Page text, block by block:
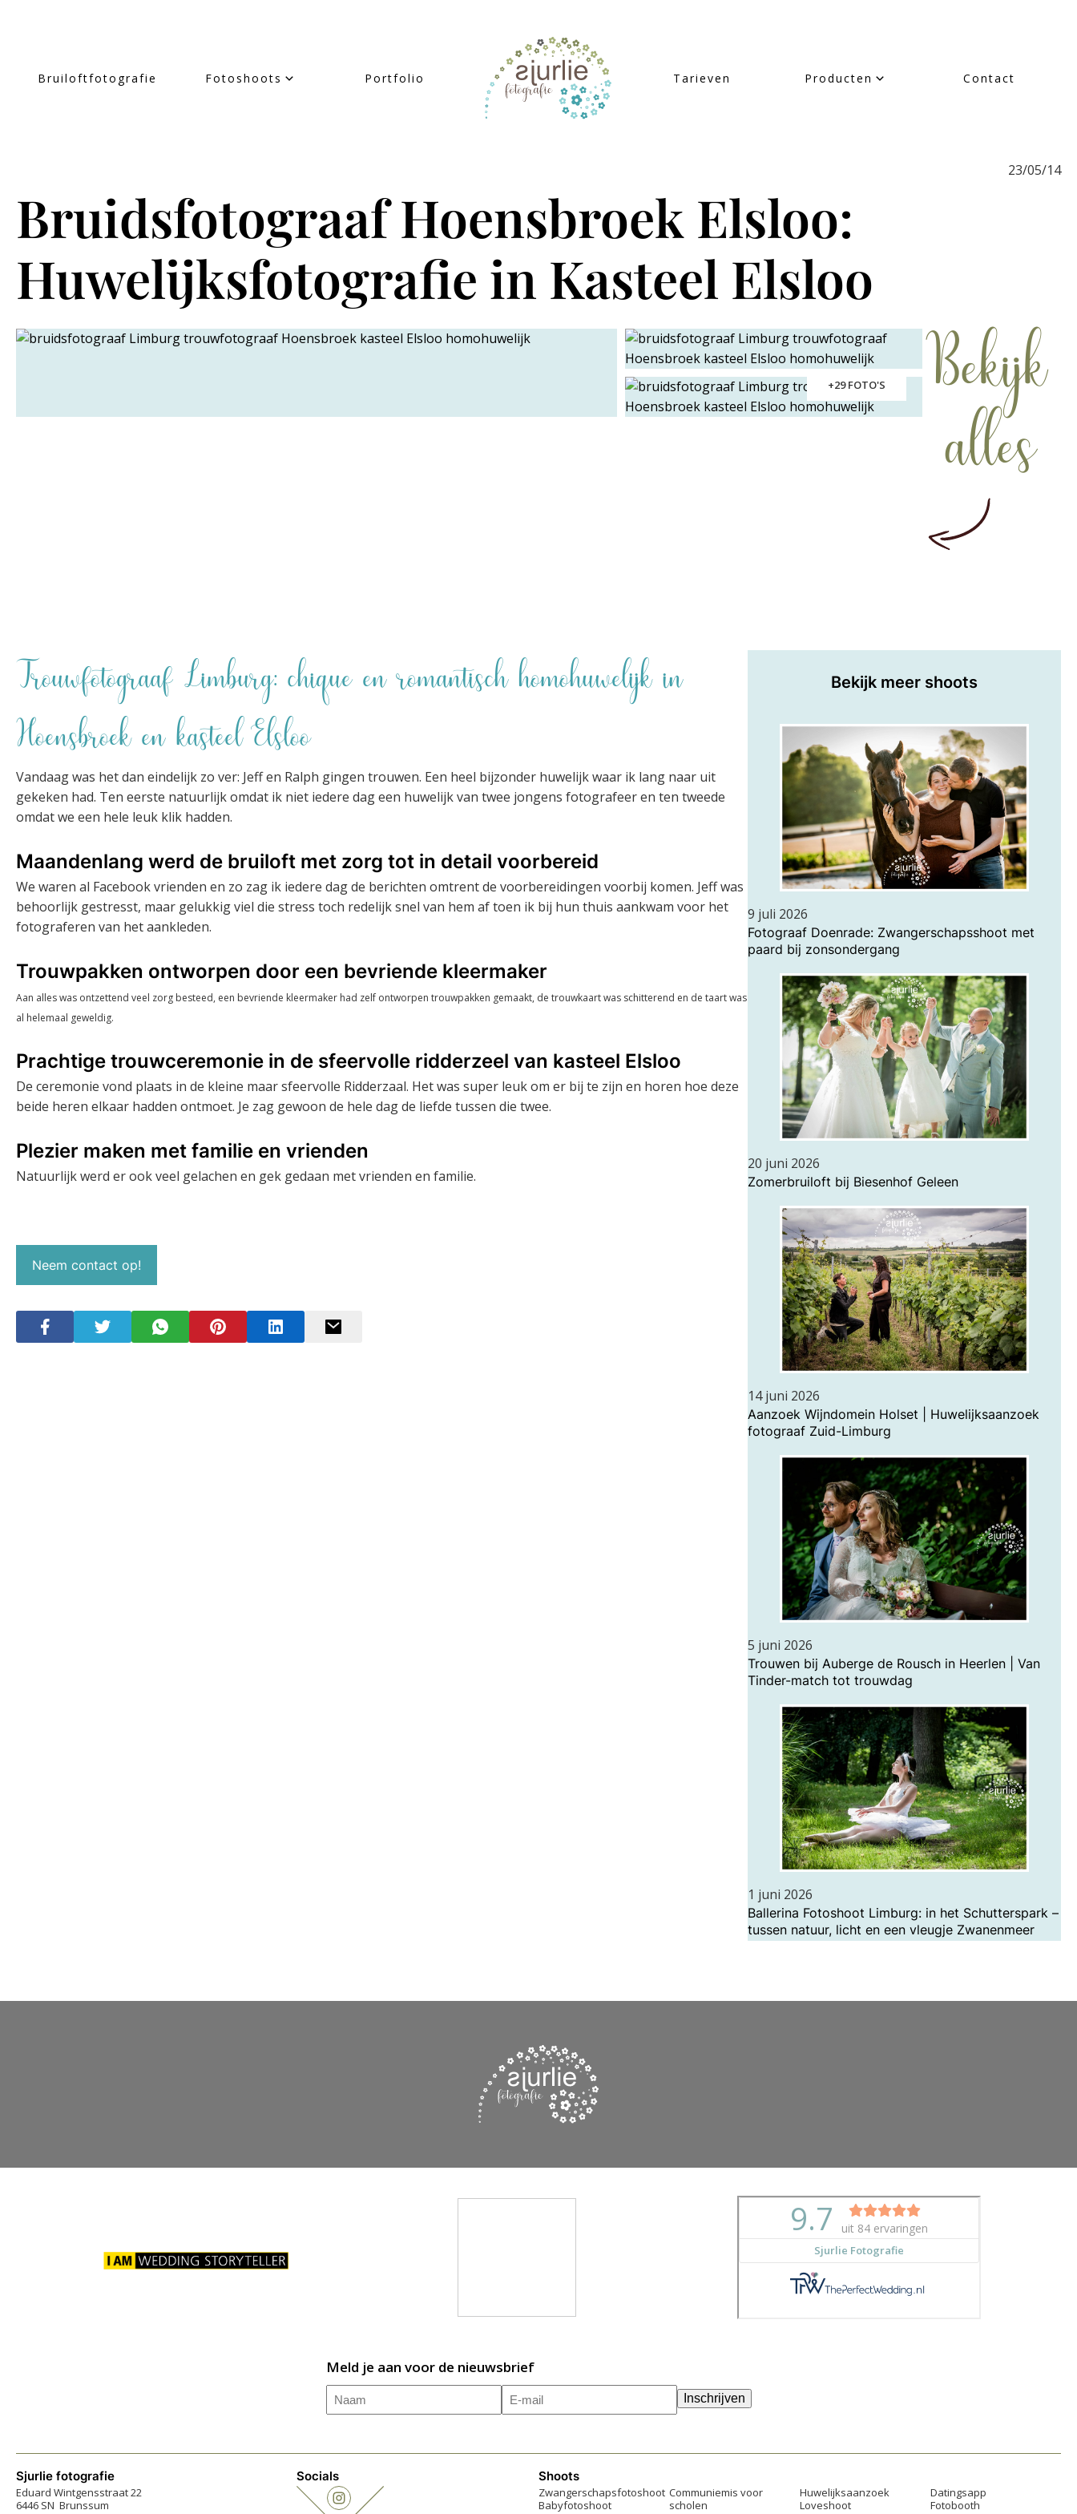
Bruiloftfotografie Fotoshoots Portfolio Tarieven Producten Contact
23/05/14
Bruidsfotograaf Hoensbroek Elsloo:
Huwelijksfotografie in Kasteel Elsloo
+29 FOTO'S Bekijk
alles
Trouwfotograaf Limburg: chique en romantisch homohuwelijk in
Hoensbroek en kasteel Elsloo
Vandaag was het dan eindelijk zo ver: Jeff en Ralph gingen trouwen. Een heel bijzonder huwelijk waar ik lang naar uit
gekeken had. Ten eerste natuurlijk omdat ik niet iedere dag een huwelijk van twee jongens fotografeer en ten tweede
omdat we een hele leuk klik hadden.
Maandenlang werd de bruiloft met zorg tot in detail voorbereid
We waren al Facebook vrienden en zo zag ik iedere dag de berichten omtrent de voorbereidingen voorbij komen. Jeff was
behoorlijk gestresst, maar gelukkig viel die stress toch redelijk snel van hem af toen ik bij hun thuis aankwam voor het
fotograferen van het aankleden.
Trouwpakken ontworpen door een bevriende kleermaker
Aan alles was ontzettend veel zorg besteed, een bevriende kleermaker had zelf ontworpen trouwpakken gemaakt, de trouwkaart was schitterend en de taart was
al helemaal geweldig.
Prachtige trouwceremonie in de sfeervolle ridderzeel van kasteel Elsloo
De ceremonie vond plaats in de kleine maar sfeervolle Ridderzaal. Het was super leuk om er bij te zijn en horen hoe deze
beide heren elkaar hadden ontmoet. Je zag gewoon de hele dag de liefde tussen die twee.
Plezier maken met familie en vrienden
Natuurlijk werd er ook veel gelachen en gek gedaan met vrienden en familie.
Neem contact op!
Bekijk meer shoots
9 juli 2026
Fotograaf Doenrade: Zwangerschapsshoot met
paard bij zonsondergang
20 juni 2026
Zomerbruiloft bij Biesenhof Geleen
14 juni 2026
Aanzoek Wijndomein Holset | Huwelijksaanzoek
fotograaf Zuid-Limburg
5 juni 2026
Trouwen bij Auberge de Rousch in Heerlen | Van
Tinder-match tot trouwdag
1 juni 2026
Ballerina Fotoshoot Limburg: in het Schutterspark –
tussen natuur, licht en een vleugje Zwanenmeer
Meld je aan voor de nieuwsbrief
Naam
E-
mailadres(Vereist)
Inschrijven
Sjurlie fotografie
Eduard Wintgensstraat 22
6446 SN Brunssum
Socials Shoots
Zwangerschapsfotoshoot
Babyfotoshoot
Communiemis voor
scholen
Huwelijksaanzoek
Loveshoot
Datingsapp
Fotobooth